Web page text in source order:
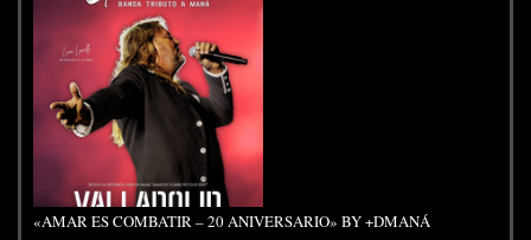
«AMAR ES COMBATIR – 20 ANIVERSARIO» BY +DMANÁ